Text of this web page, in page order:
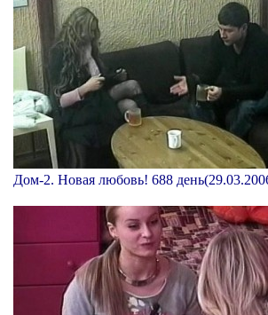
Дом-2. Новая любовь! 688